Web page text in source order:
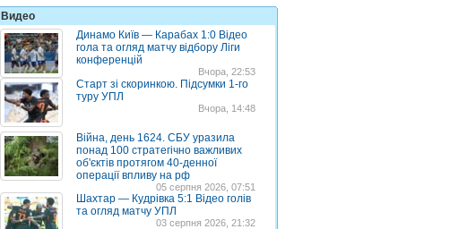
Видео
Динамо Київ — Карабах 1:0 Відео
гола та огляд матчу відбору Ліги
конференцій
Вчора, 22:53
Старт зі скоринкою. Підсумки 1-го
туру УПЛ
Вчора, 14:48
Війна, день 1624. СБУ уразила
понад 100 стратегічно важливих
об'єктів протягом 40-денної
операції впливу на рф
05 серпня 2026, 07:51
Шахтар — Кудрівка 5:1 Відео голів
та огляд матчу УПЛ
03 серпня 2026, 21:32